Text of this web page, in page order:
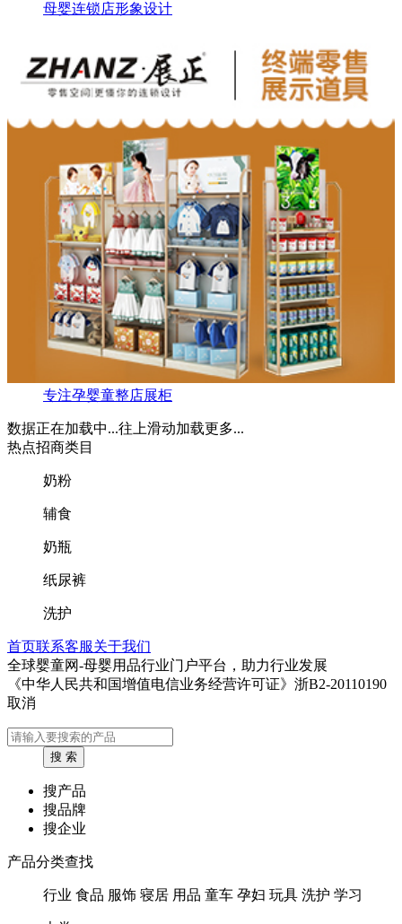
母婴连锁店形象设计
专注孕婴童整店展柜
数据正在加载中...往上滑动加载更多...
热点招商类目
奶粉
辅食
奶瓶
纸尿裤
洗护
首页联系客服关于我们
全球婴童网-母婴用品行业门户平台，助力行业发展
《中华人民共和国增值电信业务经营许可证》浙B2-20110190
取消
搜产品
搜品牌
搜企业
产品分类查找
行业 食品 服饰 寝居 用品 童车 孕妇 玩具 洗护 学习